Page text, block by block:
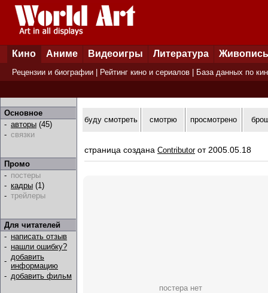
Кино Аниме Видеоигры Литература Живопись
Рецензии и биографии Рейтинг кино и сериалов База данных по
Основное
- авторы (45)
- связки
Промо
- постеры
- кадры (1)
- трейлеры
Для читателей
- написать отзыв
- нашли ошибку?
- добавить
информацию
- добавить фильм
буду смотреть смотрю просмотрено
страница создана Contributorот 2005.05.18
постера нет